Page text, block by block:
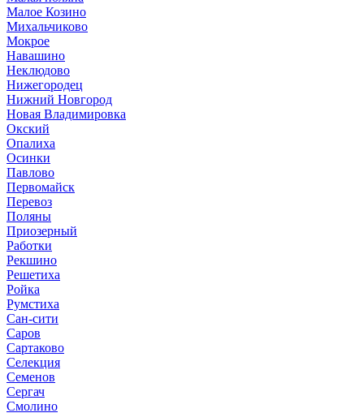
Малое Козино
Михальчиково
Мокрое
Навашино
Неклюдово
Нижегородец
Нижний Новгород
Новая Владимировка
Окский
Опалиха
Осинки
Павлово
Первомайск
Перевоз
Поляны
Приозерный
Работки
Рекшино
Решетиха
Ройка
Румстиха
Сан-сити
Саров
Сартаково
Селекция
Семенов
Сергач
Смолино